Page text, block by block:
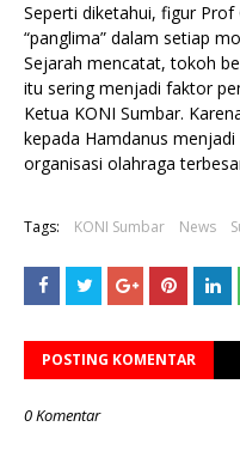
Seperti diketahui, figur Prof
“panglima” dalam setiap
Sejarah mencatat, tokoh
itu sering menjadi faktor
Ketua KONI Sumbar.
kepada Hamdanus
organisasi olahraga
Tags: KONI Sumbar News
POSTING KOMENTAR
0 Komentar